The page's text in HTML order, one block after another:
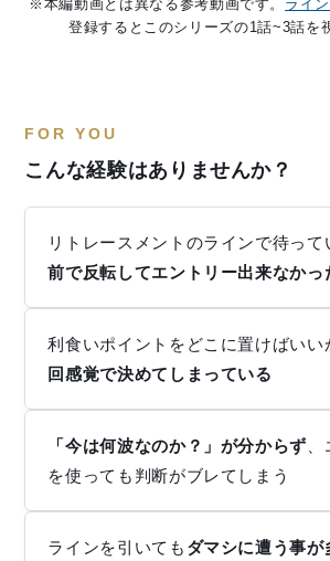
※本編動画とは異なる参考動画です。 ライ
登録するとこのシリーズの1話~3話を
FOR YOU
こんな経験はありませんか？
リトレースメントのラインで待って
前で反転してエントリー出来なかっ
利食いポイントをどこに置けばいい
回感覚で決めてしまっている
「今は何波なのか？」が分からず
を使っても判断がブレてしまう
ラインを引いても ダマシに遭う事が